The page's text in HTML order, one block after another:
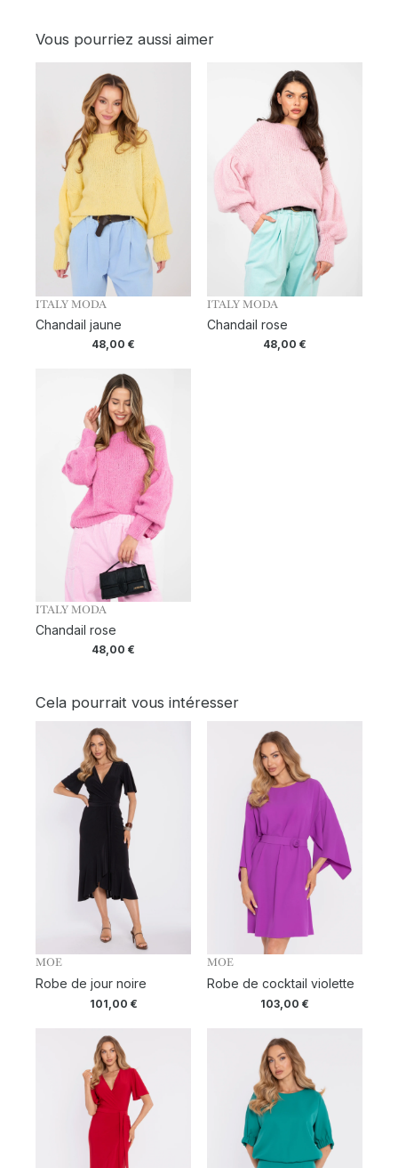
Vous pourriez aussi aimer
ITALY MODA
Chandail jaune
48,00€
ITALY MODA
Chandail rose
48,00 €
ITALY MODA
Chandail rose
48,00€
Cela pourrait vous intéresser
MOE
Robe de jour noire
101,00 €
MOE
Robe de cocktail violette
103,00 €